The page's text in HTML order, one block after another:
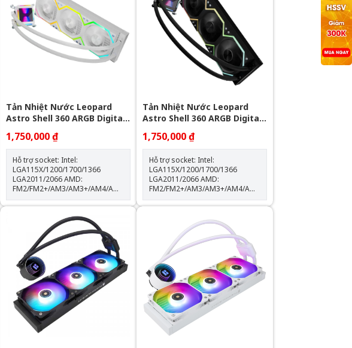
Tản Nhiệt Nước Leopard
Astro Shell 360 ARGB Digital
1,750,000 ₫
Hỗ trợ socket: Intel:
LGA115X/1200/1700/1366
LGA2011/2066 AMD:
FM2/FM2+/AM3/AM3+/AM4/AM5
Kích thước khối rad:
397*120*60.5mm Kích thước
quạt: 120*120*25mm Tốc độ
quạt: 600-2000RPM +-10% Lưu
lượng gió: 64.3CFM Tuổi thọ
quạt: 40.000 giờ Độ ồn: 31.5dBA
Vòng bi: Hydraulic Tuổi thọ máy
bơm: 30.000 giờ Độ ồn: 30dBA
Tốc độ bơm: 2400 +- 10%
Tản Nhiệt Nước Leopard
Astro Shell 360 ARGB Digital
1,750,000 ₫
Hỗ trợ socket: Intel:
LGA115X/1200/1700/1366
LGA2011/2066 AMD:
FM2/FM2+/AM3/AM3+/AM4/AM5
Kích thước khối rad:
397*120*60.5mm Kích thước
quạt: 120*120*25mm Tốc độ
quạt: 600-2000RPM +-10% Lưu
lượng gió: 64.3CFM Tuổi thọ
quạt: 40.000 giờ Độ ồn: 31.5dBA
Vòng bi: Hydraulic Tuổi thọ máy
bơm: 30.000 giờ Độ ồn: 30dBA
Tốc độ bơm: 2400 +- 10%